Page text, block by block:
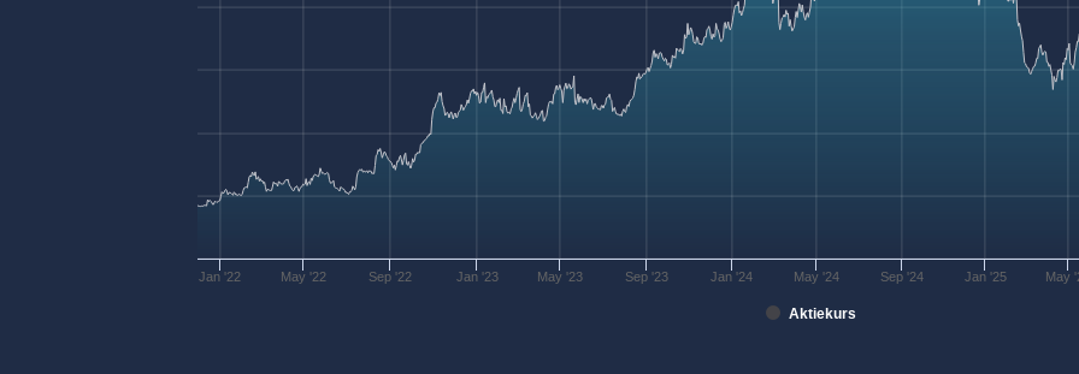
Aktiekurs
Jan '22 May '22 Sep '22 Jan '23 May '23 Sep '23 Jan '24 May '24 Sep '24 Jan '25 May